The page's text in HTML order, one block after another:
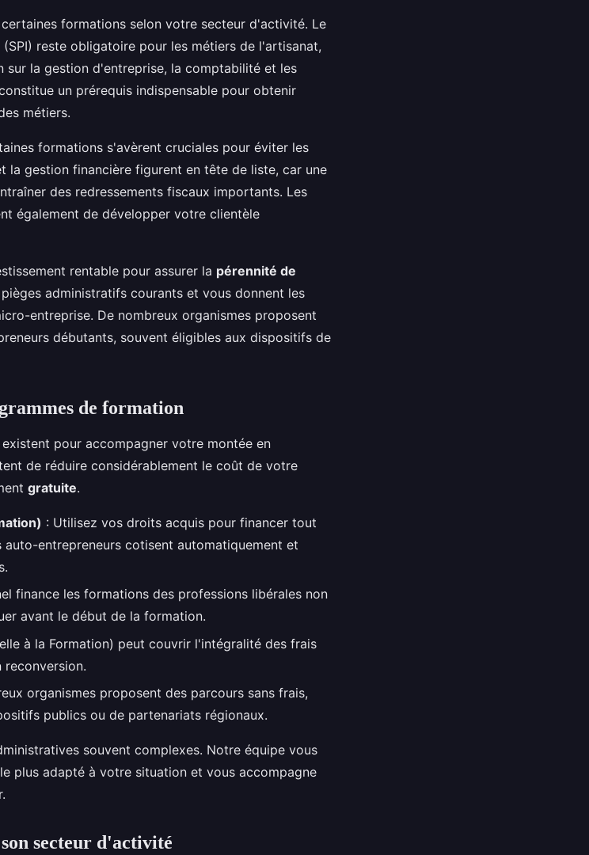
formations selon votre secteur d'activité. Le
(SPI) reste obligatoire pour les métiers de l'artisanat,
sur la gestion d'entreprise, la comptabilité et les
un prérequis indispensable pour obtenir
métiers.
formations s'avèrent cruciales pour éviter les
la gestion financière figurent en tête de liste, car une
des redressements fiscaux importants. Les
également de développer votre clientèle
rentable pour assurer la pérennité de
administratifs courants et vous donnent les
entreprise. De nombreux organismes proposent
débutants, souvent éligibles aux dispositifs de
de formation
pour accompagner votre montée en
de réduire considérablement le coût de votre
gratuite.
: Utilisez vos droits acquis pour financer tout
entrepreneurs cotisent automatiquement et
finance les formations des professions libérales non
avant le début de la formation.
à la Formation) peut couvrir l'intégralité des frais
reconversion.
organismes proposent des parcours sans frais,
publics ou de partenariats régionaux.
souvent complexes. Notre équipe vous
plus adapté à votre situation et vous accompagne
secteur d'activité